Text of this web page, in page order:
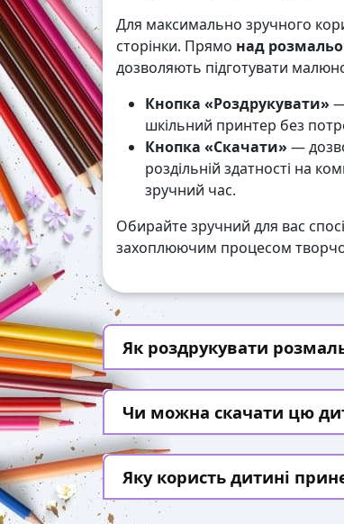
Для максимально зручного
сторінки. Прямо над
дозволяють підготувати
Кнопка «Роздрукувати»
шкільний принтер без
Кнопка «Скачати» —
роздільній здатності на
зручний час.
Обирайте зручний для вас
захоплюючим процесом
Як роздрукувати
Чи можна скачати цю
Яку користь дитині